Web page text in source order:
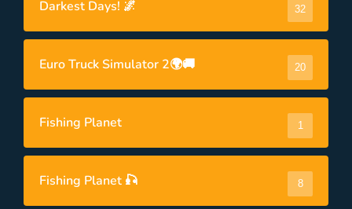
Darkest Days! 🌌 32
Euro Truck Simulator 2🌍🚚 20
Fishing Planet 1
Fishing Planet 🎣 8